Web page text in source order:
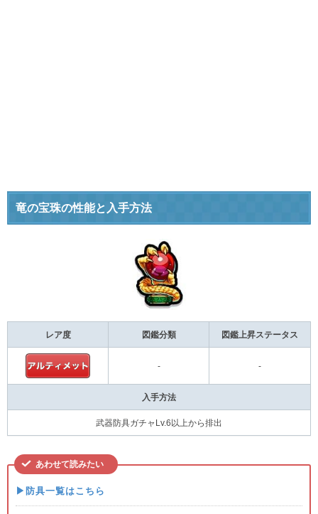
竜の宝珠の性能と入手方法
レア度 図鑑分類 図鑑上昇ステータス
- -
入手方法
武器防具ガチャLv.6以上から排出
あわせて読みたい
▶防具一覧はこちら